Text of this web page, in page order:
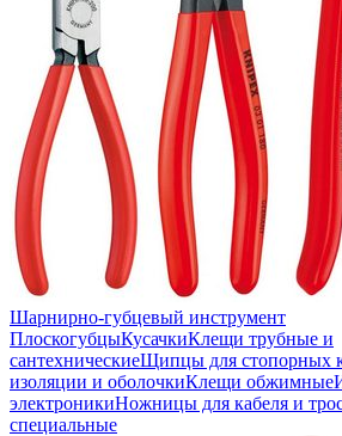
Шарнирно-губцевый инструмент
ПлоскогубцыКусачкиКлещи трубные и
сантехническиеЩипцы для стопорных
изоляции и оболочкиКлещи обжимные
электроникиНожницы для кабеля и
специальные